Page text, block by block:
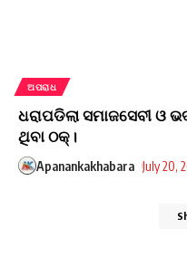
ଅପରାଧ
ଧରାପଡିଲା ସମାଜସେବୀ ଓ
ଥିବା ଠକ୍।
Apanankakhabara July 20,